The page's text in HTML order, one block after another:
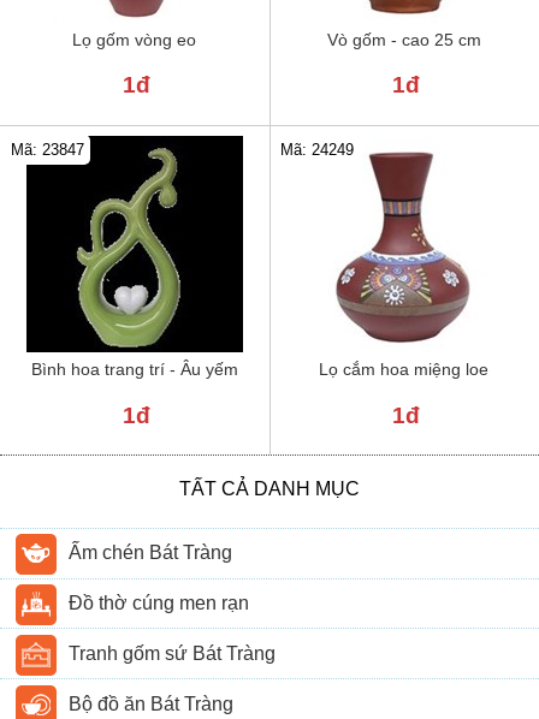
Lọ gốm vòng eo
1đ
Vò gốm - cao 25 cm
1đ
Bình hoa trang trí - Âu yếm
Mã: 23847
1đ
Lọ cắm hoa miệng loe
Mã: 24249
1đ
TẤT CẢ DANH MỤC
Ấm chén Bát Tràng
Đồ thờ cúng men rạn
Tranh gốm sứ Bát Tràng
Bộ đồ ăn Bát Tràng